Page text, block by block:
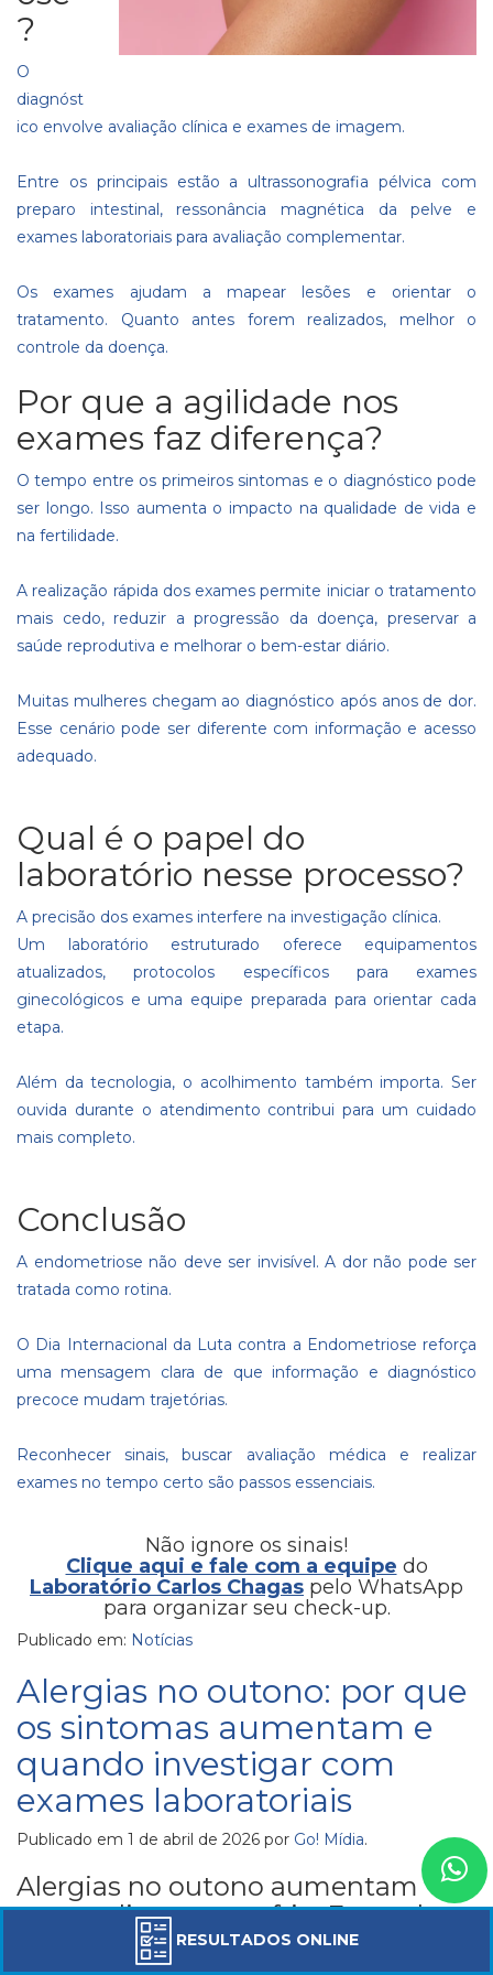
RESULTADOS ONLINE
?
O
diagnóst
ico envolve avaliação clínica e exames de imagem.
Entre os principais estão a ultrassonografia pélvica com
preparo intestinal, ressonância magnética da pelve e
exames laboratoriais para avaliação complementar.
Os exames ajudam a mapear lesões e orientar o
tratamento. Quanto antes forem realizados, melhor o
controle da doença.
Por que a agilidade nos
exames faz diferença?
O tempo entre os primeiros sintomas e o diagnóstico pode
ser longo. Isso aumenta o impacto na qualidade de vida e
na fertilidade.
A realização rápida dos exames permite iniciar o tratamento
mais cedo, reduzir a progressão da doença, preservar a
saúde reprodutiva e melhorar o bem-estar diário.
Muitas mulheres chegam ao diagnóstico após anos de dor.
Esse cenário pode ser diferente com informação e acesso
adequado.
Qual é o papel do
laboratório nesse processo?
A precisão dos exames interfere na investigação clínica.
Um laboratório estruturado oferece equipamentos
atualizados, protocolos específicos para exames
ginecológicos e uma equipe preparada para orientar cada
etapa.
Além da tecnologia, o acolhimento também importa. Ser
ouvida durante o atendimento contribui para um cuidado
mais completo.
Conclusão
A endometriose não deve ser invisível. A dor não pode ser
tratada como rotina.
O Dia Internacional da Luta contra a Endometriose reforça
uma mensagem clara de que informação e diagnóstico
precoce mudam trajetórias.
Reconhecer sinais, buscar avaliação médica e realizar
exames no tempo certo são passos essenciais.
Não ignore os sinais!
Clique aqui e fale com a equipe do
Laboratório Carlos Chagas pelo WhatsApp
para organizar seu check-up.
Publicado em: Notícias
Alergias no outono: por que
os sintomas aumentam e
quando investigar com
exames laboratoriais
Publicado em 1 de abril de 2026 por Go! Mídia.
Alergias no outono aumentam
com o clima seco e frio. Entenda
sintomas, causas e quando fazer